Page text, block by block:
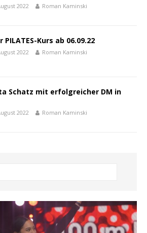
2022 Roman Kaminski
PILATES-Kurs ab 06.09.22
2022 Roman Kaminski
Schatz mit erfolgreicher DM in
2022 Roman Kaminski